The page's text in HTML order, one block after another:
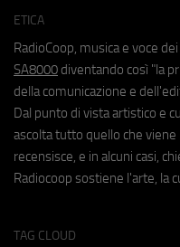
ETICA
RadioCoop, musica e voce
SA8000 diventando così "la
della comunicazione e
Dal punto di vista artistico e
ascolta tutto quello che
recensisce, e in alcuni casi,
Radiocoop sostiene l'arte, la
TAG CLOUD